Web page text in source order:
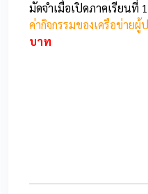
มัดจำเมื่อเปิดภาคเรียนที่
ค่ากิจกรรมของเครือข่ายผู้
บาท